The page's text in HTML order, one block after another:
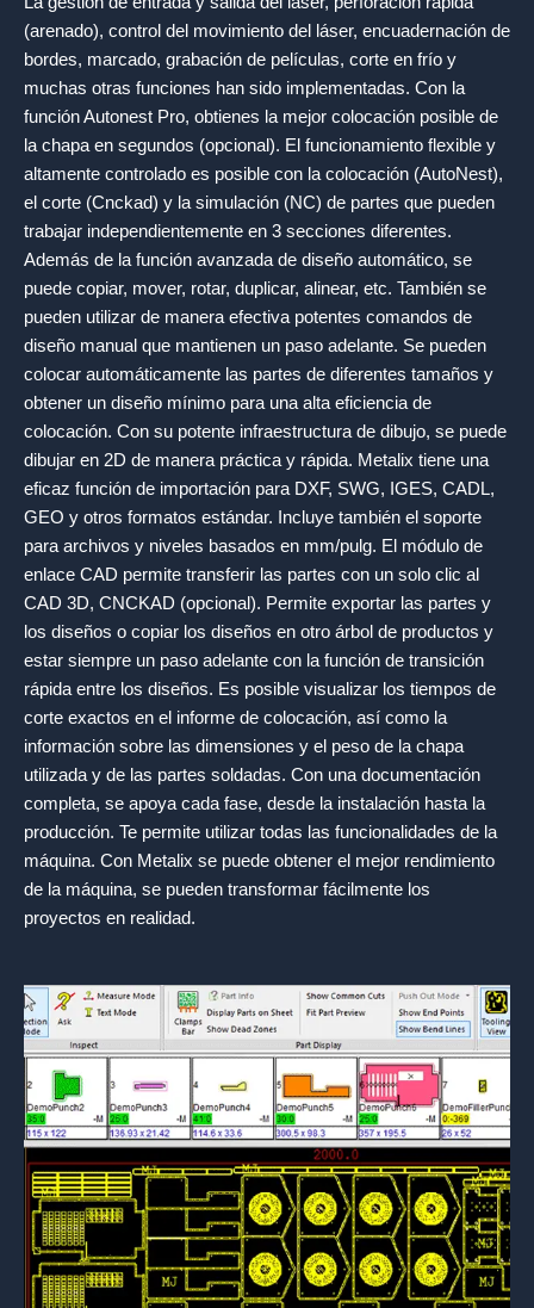
(arenado), control del movimiento del láser, encuadernación de
bordes, marcado, grabación de películas, corte en frío y
muchas otras funciones han sido implementadas. Con la
función Autonest Pro, obtienes la mejor colocación posible de
la chapa en segundos (opcional). El funcionamiento flexible y
altamente controlado es posible con la colocación (AutoNest),
el corte (Cnckad) y la simulación (NC) de partes que pueden
trabajar independientemente en 3 secciones diferentes.
Además de la función avanzada de diseño automático, se
puede copiar, mover, rotar, duplicar, alinear, etc. También se
pueden utilizar de manera efectiva potentes comandos de
diseño manual que mantienen un paso adelante. Se pueden
colocar automáticamente las partes de diferentes tamaños y
obtener un diseño mínimo para una alta eficiencia de
colocación. Con su potente infraestructura de dibujo, se puede
dibujar en 2D de manera práctica y rápida. Metalix tiene una
eficaz función de importación para DXF, SWG, IGES, CADL,
GEO y otros formatos estándar. Incluye también el soporte
para archivos y niveles basados en mm/pulg. El módulo de
enlace CAD permite transferir las partes con un solo clic al
CAD 3D, CNCKAD (opcional). Permite exportar las partes y
los diseños o copiar los diseños en otro árbol de productos y
estar siempre un paso adelante con la función de transición
rápida entre los diseños. Es posible visualizar los tiempos de
corte exactos en el informe de colocación, así como la
información sobre las dimensiones y el peso de la chapa
utilizada y de las partes soldadas. Con una documentación
completa, se apoya cada fase, desde la instalación hasta la
producción. Te permite utilizar todas las funcionalidades de la
máquina. Con Metalix se puede obtener el mejor rendimiento
de la máquina, se pueden transformar fácilmente los
proyectos en realidad.